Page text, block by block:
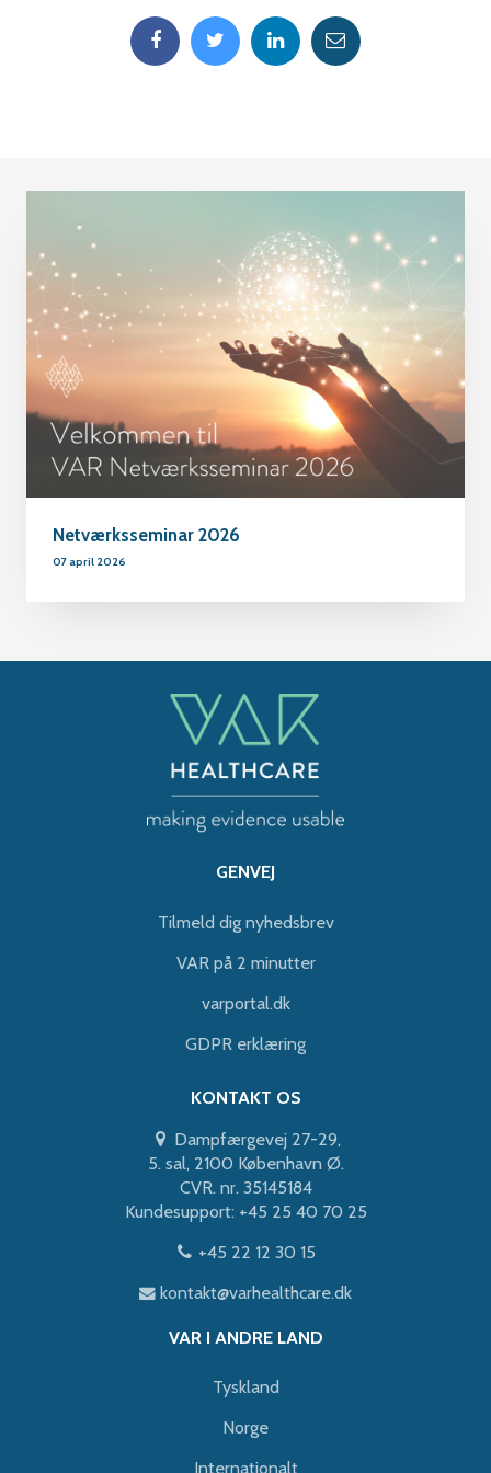
Netværksseminar 2026
07 april 2026
GENVEJ
Tilmeld dig nyhedsbrev
VAR på 2 minutter
varportal.dk
GDPR erklæring
KONTAKT OS
Dampfærgevej 27-29,
5. sal, 2100 København Ø.
CVR. nr. 35145184
Kundesupport: +45 25 40 70 25
+45 22 12 30 15
kontakt@varhealthcare.dk
VAR I ANDRE LAND
Tyskland
Norge
Internationalt